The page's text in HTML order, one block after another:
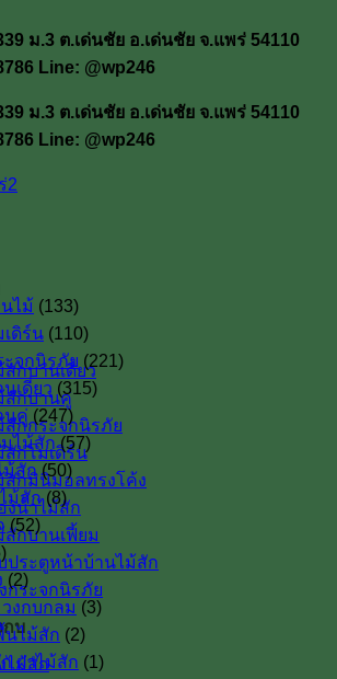
ม.3 ต.เด่นชัย อ.เด่นชัย จ.แพร่ 54110
Line: @wp246
ม.3 ต.เด่นชัย อ.เด่นชัย จ.แพร่ 54110
Line: @wp246
สักบานเดี่ยว
สักบานคู่
สักกระจกนิรภัย
สักโมเดิร์น
สักมินิมอลทรงโค้ง
งน้ำไม้สัก
สักบานเฟี้ยม
ประตูหน้าบ้านไม้สัก
กระจกนิรภัย
กบ
ไม้สัก
ไม้ (133)
ดิร์น (110)
ะจกนิรภัย (221)
เดี่ยว (315)
นคู่ (247)
ไม้สัก (57)
ม้สัก (50)
ม้สัก (8)
(52)
(2)
งกบกลม (3)
นไม้สัก (2)
ฝาไม้สัก (1)